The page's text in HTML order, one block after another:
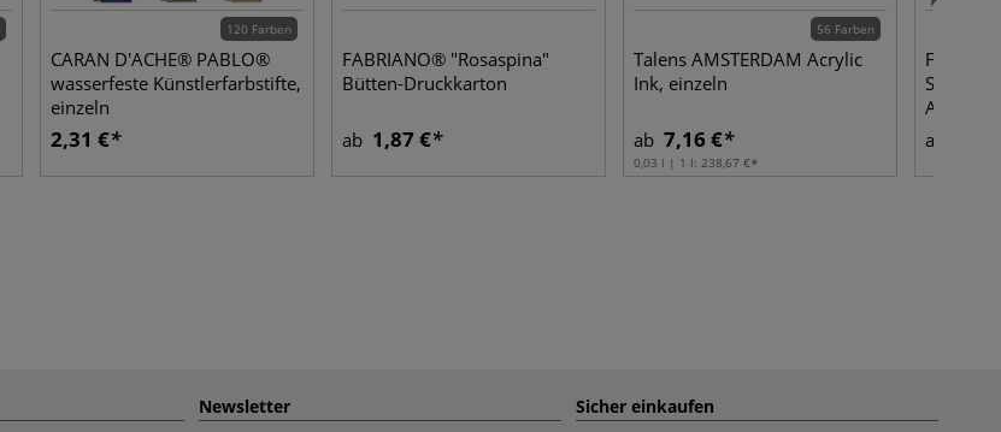
120 Farben
CARAN D'ACHE® PABLO®
wasserfeste Künstlerfarbstifte,
einzeln
2,31 €
FABRIANO® "Rosaspina"
Bütten-Druckkarton
ab 1,87 €
56 Farben
Talens AMSTERDAM Acrylic
Ink, einzeln
ab 7,16 €
0,03 l | 1 l: 238,67 €
Studio,
ab
Newsletter
Sicher einkaufen